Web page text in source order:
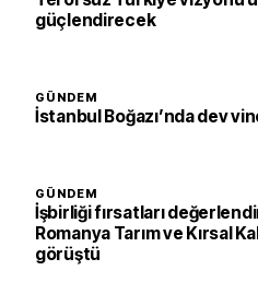
güçlendirecek
GÜNDEM
İstanbul Boğazı’nda dev
GÜNDEM
İşbirliği fırsatları
Romanya Tarım ve Kırsal
görüştü